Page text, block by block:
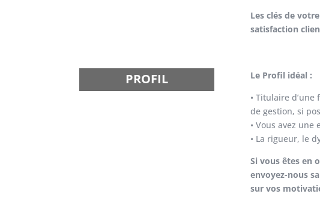
Les clés de
satisfaction
PROFIL
Le Profil idéal :
• Titulaire
de gestion, si
• Vous avez une
• La rigueur, le
Si vous êtes en
envoyez-nous
sur vos